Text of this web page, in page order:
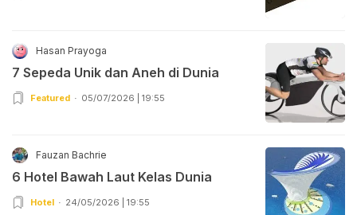
Hasan Prayoga
7 Sepeda Unik dan Aneh di Dunia
Featured 05/07/2026 | 19:55
Fauzan Bachrie
6 Hotel Bawah Laut Kelas Dunia
Hotel 24/05/2026 | 19:55